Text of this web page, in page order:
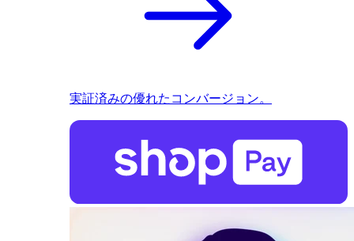
実証済みの優れたコンバージョン。